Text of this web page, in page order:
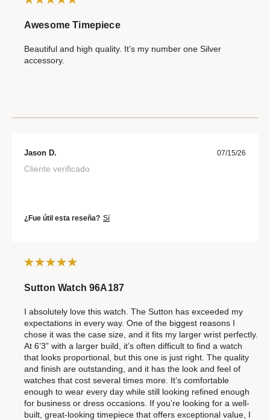
Awesome Timepiece
Beautiful and high quality. It’s my number one Silver
accessory.
Jason D. 07/15/26
Cliente verificado
¿Fue útil esta reseña? Sí
Sutton Watch 96A187
I absolutely love this watch. The Sutton has exceeded my
expectations in every way. One of the biggest reasons I
chose it was the case size, and it fits my larger wrist perfectly.
At 6’3” with a larger build, it’s often difficult to find a watch
that looks proportional, but this one is just right. The quality
and finish are outstanding, and it has the look and feel of
watches that cost several times more. It’s comfortable
enough to wear every day while still looking refined enough
for business or dress occasions. If you’re looking for a well-
built, great-looking timepiece that offers exceptional value, I